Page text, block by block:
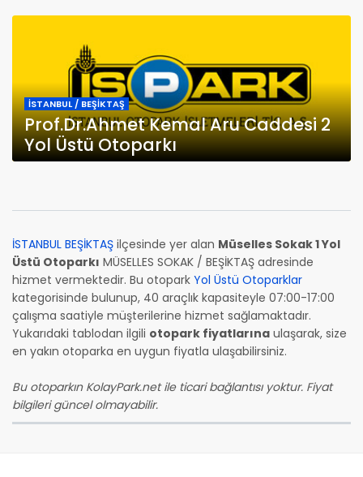
İSTANBUL / BEŞİKTAŞ
Prof.Dr.Ahmet Kemal Aru Caddesi 2
Yol Üstü Otoparkı
İSTANBUL BEŞİKTAŞ ilçesinde yer alan Müselles Sokak 1 Yol
Üstü Otoparkı MÜSELLES SOKAK / BEŞİKTAŞ adresinde
hizmet vermektedir. Bu otopark Yol Üstü Otoparklar
kategorisinde bulunup, 40 araçlık kapasiteyle 07:00-17:00
çalışma saatiyle müşterilerine hizmet sağlamaktadır.
Yukarıdaki tablodan ilgili otopark fiyatlarına ulaşarak, size
en yakın otoparka en uygun fiyatla ulaşabilirsiniz.
Bu otoparkın KolayPark.net ile ticari bağlantısı yoktur. Fiyat
bilgileri güncel olmayabilir.